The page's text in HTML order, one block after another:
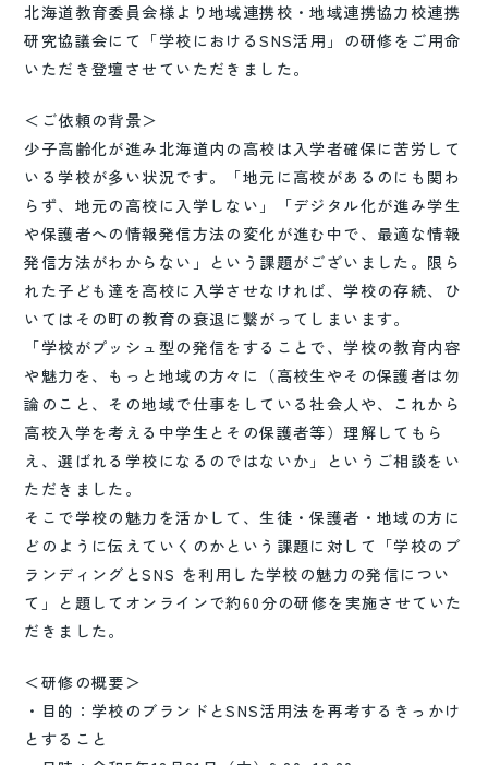
北海道教育委員会様より地域連携校・地域連携協力校連携
研究協議会にて「学校におけるSNS活用」の研修をご用命
いただき登壇させていただきました。
＜ご依頼の背景＞
少子高齢化が進み北海道内の高校は入学者確保に苦労して
いる学校が多い状況です。「地元に高校があるのにも関わ
らず、地元の高校に入学しない」「デジタル化が進み学生
や保護者への情報発信方法の変化が進む中で、最適な情報
発信方法がわからない」という課題がございました。限ら
れた子ども達を高校に入学させなければ、学校の存続、ひ
いてはその町の教育の衰退に繋がってしまいます。
「学校がプッシュ型の発信をすることで、学校の教育内容
や魅力を、もっと地域の方々に（高校生やその保護者は勿
論のこと、その地域で仕事をしている社会人や、これから
高校入学を考える中学生とその保護者等）理解してもら
え、選ばれる学校になるのではないか」というご相談をい
ただきました。
そこで学校の魅力を活かして、生徒・保護者・地域の方に
どのように伝えていくのかという課題に対して「学校のブ
ランディングとSNS を利用した学校の魅力の発信につい
て」と題してオンラインで約60分の研修を実施させていた
だきました。
＜研修の概要＞
・目的：学校のブランドとSNS活用法を再考するきっかけ
とすること